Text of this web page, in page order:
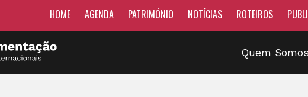
HOME AGENDA PATRIMÓNIO NOTÍCIAS ROTEIROS
Quem Somos